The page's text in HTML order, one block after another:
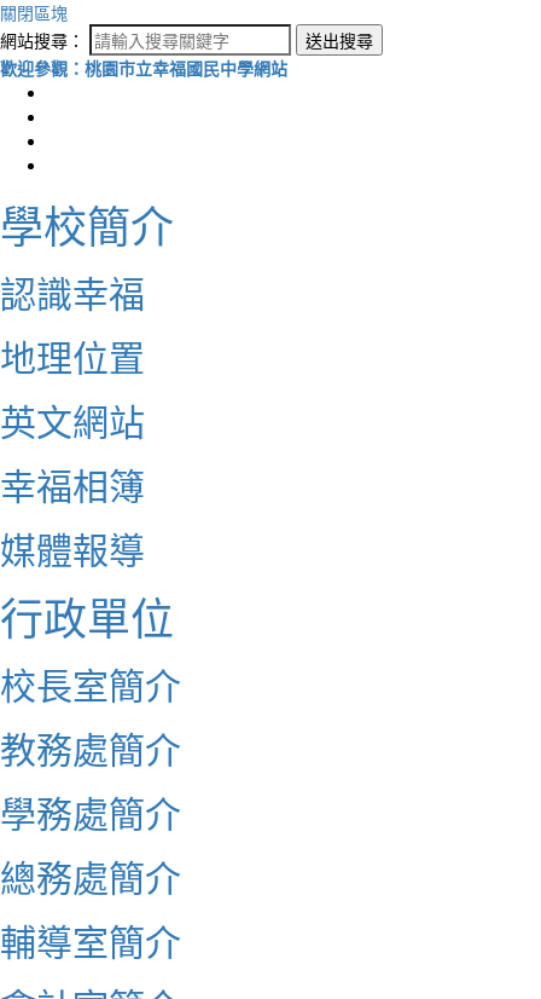
關閉區塊
網站搜尋：
送出搜尋
歡迎參觀：桃園市立幸福國民中學網站
學校簡介
認識幸福
地理位置
英文網站
幸福相簿
媒體報導
行政單位
校長室簡介
教務處簡介
學務處簡介
總務處簡介
輔導室簡介